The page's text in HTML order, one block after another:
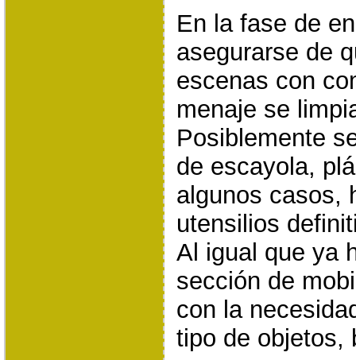
En la fase de
asegurarse de
escenas con
menaje se
Posiblemente
de escayola,
algunos casos,
utensilios
Al igual que ya
sección de
con la
tipo de objetos,